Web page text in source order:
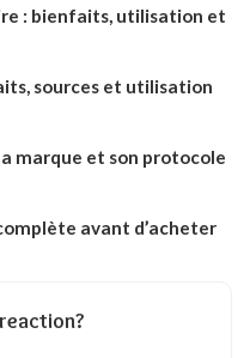
: bienfaits, utilisation et
sources et utilisation
marque et son protocole
avant d’acheter